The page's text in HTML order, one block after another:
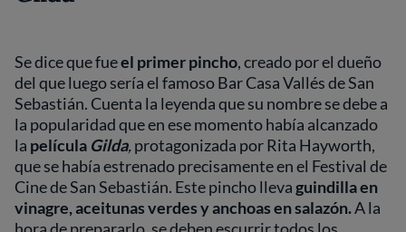
Se dice que fueel primer pincho, creado por el dueño
del que luego sería el famoso Bar Casa Vallés de San
Sebastián. Cuenta la leyenda que su nombre se debe a
la popularidad que en ese momento había alcanzado
la película Gilda,protagonizada por Rita Hayworth,
que se había estrenado precisamente en el Festival de
Cine de San Sebastián. Este pincho llevaguindilla en
vinagre, aceitunas verdes y anchoas en salazón.A la